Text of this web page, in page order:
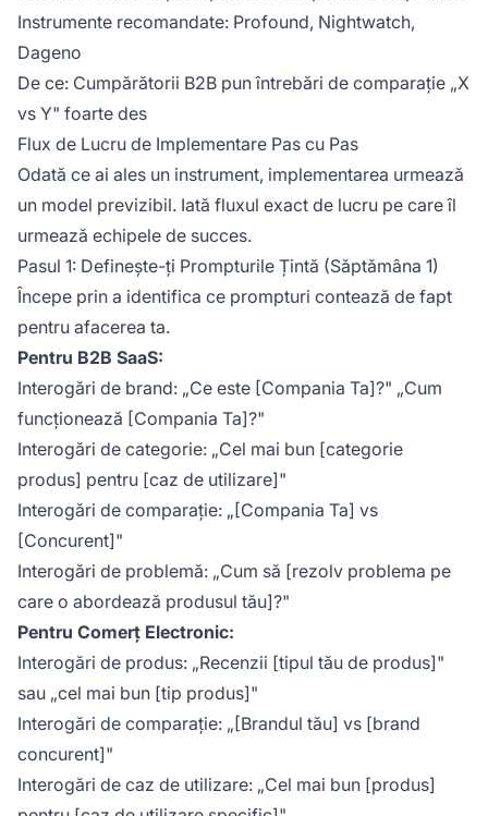
Instrumente recomandate: Profound, Nightwatch,
Dageno
De ce: Cumpărătorii B2B pun întrebări de comparație „X
vs Y" foarte des
Flux de Lucru de Implementare Pas cu Pas
Odată ce ai ales un instrument, implementarea urmează
un model previzibil. Iată fluxul exact de lucru pe care îl
urmează echipele de succes.
Pasul 1: Definește-ți Prompturile Țintă (Săptămâna 1)
Începe prin a identifica ce prompturi contează de fapt
pentru afacerea ta.
Pentru B2B SaaS:
Interogări de brand: „Ce este [Compania Ta]?" „Cum
funcționează [Compania Ta]?"
Interogări de categorie: „Cel mai bun [categorie
produs] pentru [caz de utilizare]"
Interogări de comparație: „[Compania Ta] vs
[Concurent]"
Interogări de problemă: „Cum să [rezolv problema pe
care o abordează produsul tău]?"
Pentru Comerț Electronic:
Interogări de produs: „Recenzii [tipul tău de produs]"
sau „cel mai bun [tip produs]"
Interogări de comparație: „[Brandul tău] vs [brand
concurent]"
Interogări de caz de utilizare: „Cel mai bun [produs]